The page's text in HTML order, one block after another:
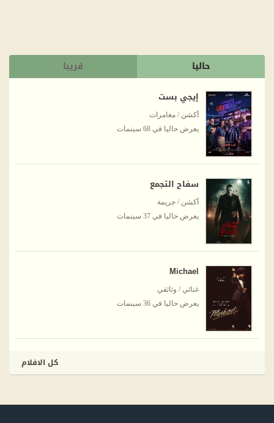
حاليا قريبا
إيجي بست
أكشن / مغامرات
يعرض حاليا في 68 سينمات
سفاح التجمع
أكشن / جريمة
يعرض حاليا في 37 سينمات
Michael
غنائي / وثائقي
يعرض حاليا في 36 سينمات
كل الافلام